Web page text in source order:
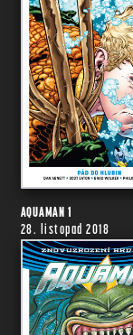
AQUAMAN 1
28. listopad 2018